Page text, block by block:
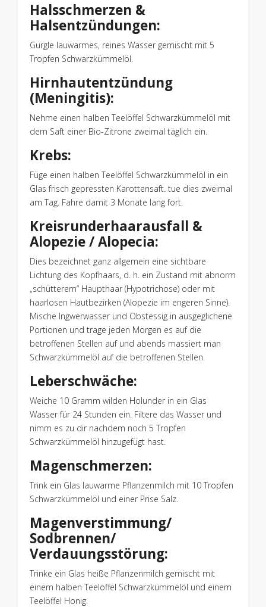
Halsschmerzen &
Halsentzündungen:
Gurgle lauwarmes, reines Wasser gemischt mit 5
Tropfen Schwarzkümmelöl.
Hirnhautentzündung
(Meningitis):
Nehme einen halben Teelöffel Schwarzkümmelöl mit
dem Saft einer Bio-Zitrone zweimal täglich ein.
Krebs:
Füge einen halben Teelöffel Schwarzkümmelöl in ein
Glas frisch gepressten Karottensaft. tue dies zweimal
am Tag. Fahre damit 3 Monate lang fort.
Kreisrunderhaarausfall &
Alopezie / Alopecia:
Dies bezeichnet ganz allgemein eine sichtbare
Lichtung des Kopfhaars, d. h. ein Zustand mit abnorm
„schütterem“ Haupthaar (Hypotrichose) oder mit
haarlosen Hautbezirken (Alopezie im engeren Sinne).
Mische Ingwerwasser und Obstessig in ausgeglichene
Portionen und trage jeden Morgen es auf die
betroffenen Stellen auf und abends massiert man
Schwarzkümmelöl auf die betroffenen Stellen.
Leberschwäche:
Weiche 10 Gramm wilden Holunder in ein Glas
Wasser für 24 Stunden ein. Filtere das Wasser und
nimm es zu dir nachdem noch 5 Tropfen
Schwarzkümmelöl hinzugefügt hast.
Magenschmerzen:
Trink ein Glas lauwarme Pflanzenmilch mit 10 Tropfen
Schwarzkümmelöl und einer Prise Salz.
Magenverstimmung/
Sodbrennen/
Verdauungsstörung:
Trinke ein Glas heiße Pflanzenmilch gemischt mit
einem halben Teelöffel Schwarzkümmelöl und einem
Teelöffel Honig.